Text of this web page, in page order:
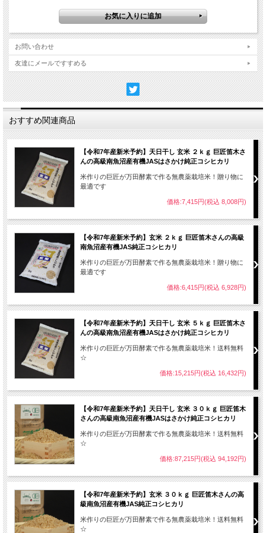
新潟県魚沼産コシヒカリ
す雪解け水と著しい昼夜の寒暖差、実入り時期の
霧発生といった魚沼地域でしかあり得ないお米作
りにとって最適の条件によって育まれたまさに 宝
魚沼とは北魚沼、中魚沼、南魚沼をあわせた総
称ですが、中でも一番美味しいお米が作られるの
は魚沼産コシヒカリ誕生の地である南魚沼の塩沢
地区といわれています。
お問い合わせ
友達にメールですすめる
おすすめ関連商品
【令和7年産新米予約】天日干し 玄米 ２ｋｇ 巨匠笛木さ
んの高級南魚沼産有機JASはさかけ純正コシヒカリ
米作りの巨匠が万田酵素で作る無農薬栽培米！贈り物に
最適です
価格:7,415円(税込 8,008円)
【令和7年産新米予約】玄米 ２ｋｇ 巨匠笛木さんの高級
南魚沼産有機JAS純正コシヒカリ
米作りの巨匠が万田酵素で作る無農薬栽培米！贈り物に
最適です
価格:6,415円(税込 6,928円)
【令和7年産新米予約】天日干し 玄米 ５ｋｇ 巨匠笛木さ
んの高級南魚沼産有機JASはさかけ純正コシヒカリ
米作りの巨匠が万田酵素で作る無農薬栽培米！送料無料
☆
価格:15,215円(税込 16,432円)
【令和7年産新米予約】天日干し 玄米 ３０ｋｇ 巨匠笛木
さんの高級南魚沼産有機JASはさかけ純正コシヒカリ
米作りの巨匠が万田酵素で作る無農薬栽培米！送料無料
☆
価格:87,215円(税込 94,192円)
【令和7年産新米予約】玄米 ３０ｋｇ 巨匠笛木さんの高
級南魚沼産有機JAS純正コシヒカリ
米作りの巨匠が万田酵素で作る無農薬栽培米！送料無料
☆